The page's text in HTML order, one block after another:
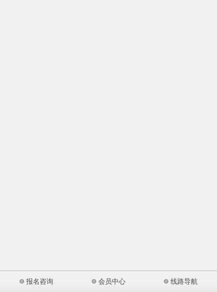
报名咨询 会员中心 线路导航